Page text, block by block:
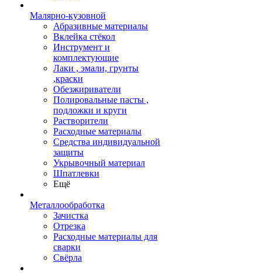
Малярно-кузовной
Абразивные материалы
Вклейка стёкол
Инструмент и
комплектующие
Лаки , эмали, грунты
,краски
Обезжириватели
Полировальные пасты ,
подложки и круги
Растворители
Расходные материалы
Средства индивидуальной
защиты
Укрывочный материал
Шпатлевки
Ещё
Металлообработка
Зачистка
Отрезка
Расходные материалы для
сварки
Свёрла